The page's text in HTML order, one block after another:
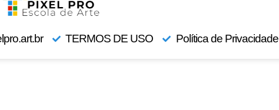
TERMOS DE USO Política de Privacidade